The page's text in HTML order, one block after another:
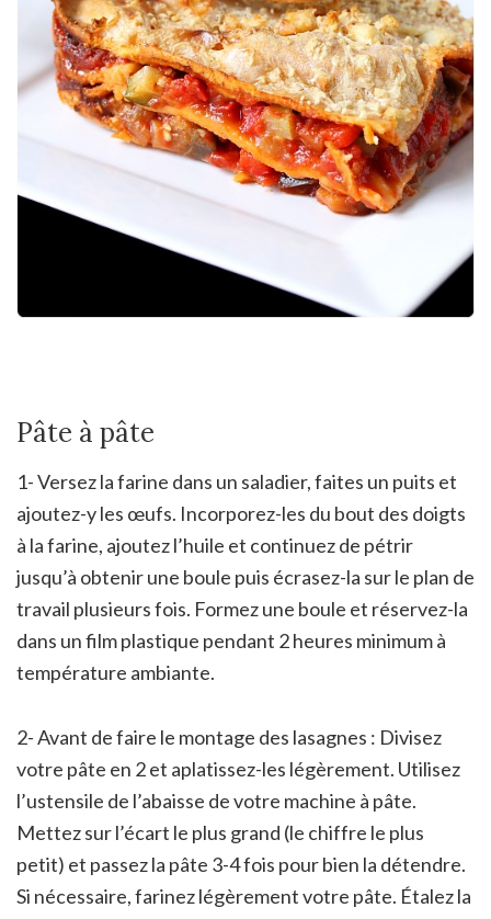
Pâte à pâte
1- Versez la farine dans un saladier, faites un puits et
ajoutez-y les œufs. Incorporez-les du bout des doigts
à la farine, ajoutez l’huile et continuez de pétrir
jusqu’à obtenir une boule puis écrasez-la sur le plan de
travail plusieurs fois. Formez une boule et réservez-la
dans un film plastique pendant 2 heures minimum à
température ambiante.
2- Avant de faire le montage des lasagnes : Divisez
votre pâte en 2 et aplatissez-les légèrement. Utilisez
l’ustensile de l’abaisse de votre machine à pâte.
Mettez sur l’écart le plus grand (le chiffre le plus
petit) et passez la pâte 3-4 fois pour bien la détendre.
Si nécessaire, farinez légèrement votre pâte. Étalez la